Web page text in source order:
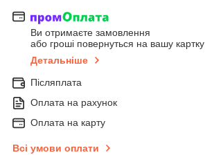
Ви отримаєте замовлення
або гроші повернуться на вашу картку
Детальніше
Післяплата
Оплата на рахунок
Оплата на карту
Всі умови оплати